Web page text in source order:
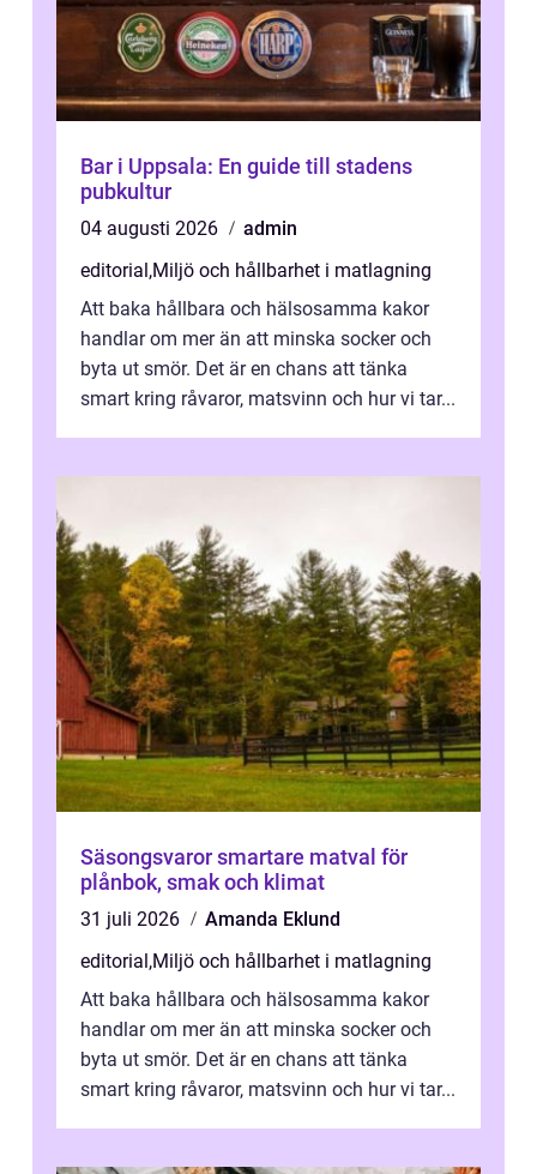
Bar i Uppsala: En guide till stadens
pubkultur
04 augusti 2026
admin
editorial,Miljö och hållbarhet i matlagning
Att baka hållbara och hälsosamma kakor
handlar om mer än att minska socker och
byta ut smör. Det är en chans att tänka
smart kring råvaror, matsvinn och hur vi tar...
Säsongsvaror smartare matval för
plånbok, smak och klimat
31 juli 2026
Amanda Eklund
editorial,Miljö och hållbarhet i matlagning
Att baka hållbara och hälsosamma kakor
handlar om mer än att minska socker och
byta ut smör. Det är en chans att tänka
smart kring råvaror, matsvinn och hur vi tar...